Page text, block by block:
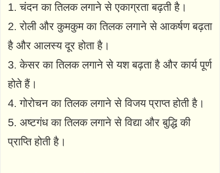
1. चंदन का तिलक लगाने से एकाग्रता बढ़ती है।
2. रोली और कुमकुम का तिलक लगाने से आकर्षण बढ़ता
है और आलस्य दूर होता है।
3. केसर का तिलक लगाने से यश बढ़ता है और कार्य पूर्ण
होते हैं।
4. गोरोचन का तिलक लगाने से विजय प्राप्त होती है।
5. अष्टगंध का तिलक लगाने से विद्या और बुद्धि की
प्राप्ति होती है।